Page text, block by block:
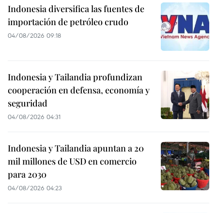
Indonesia diversifica las fuentes de
importación de petróleo crudo
04/08/2026 09:18
Indonesia y Tailandia profundizan
cooperación en defensa, economía y
seguridad
04/08/2026 04:31
Indonesia y Tailandia apuntan a 20
mil millones de USD en comercio
para 2030
04/08/2026 04:23